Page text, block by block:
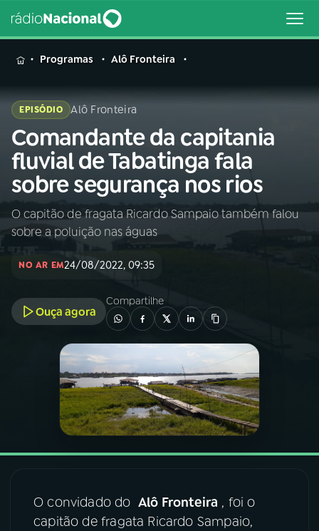
MENU
Buscar
na
Rádio
Nacional
Buscar
AO VIVO
INÍCIO
A RÁDIO
PROGRAMAÇÃO
PROGRAMAS
VIDEOCASTS
Programas Alô Fronteira
EPISÓDIO Alô Fronteira
Comandante da capitania
fluvial de Tabatinga fala
sobre segurança nos rios
O capitão de fragata Ricardo Sampaio também falou
sobre a poluição nas águas
NO AR EM24/08/2022, 09:35
Ouça agora
Compartilhe
O convidado do Alô Fronteira , foi o
capitão de fragata Ricardo Sampaio,